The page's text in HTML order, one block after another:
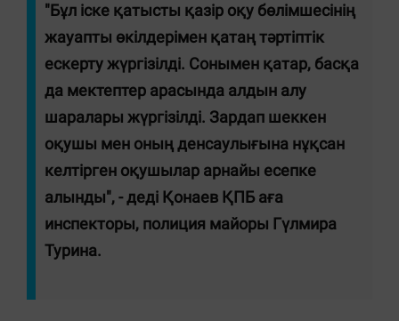
"Бұл іске қатысты қазір оқу бөлімшесінің
жауапты өкілдерімен қатаң тәртіптік
ескерту жүргізілді. Сонымен қатар, басқа
да мектептер арасында алдын алу
шаралары жүргізілді. Зардап шеккен
оқушы мен оның денсаулығына нұқсан
келтірген оқушылар арнайы есепке
алынды", - деді Қонаев ҚПБ аға
инспекторы, полиция майоры Гүлмира
Турина.